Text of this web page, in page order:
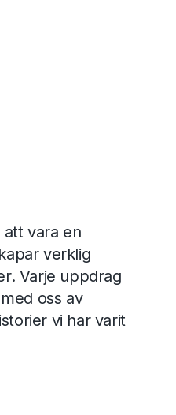
att vara en
verklig
Varje uppdrag
oss av
vi har varit